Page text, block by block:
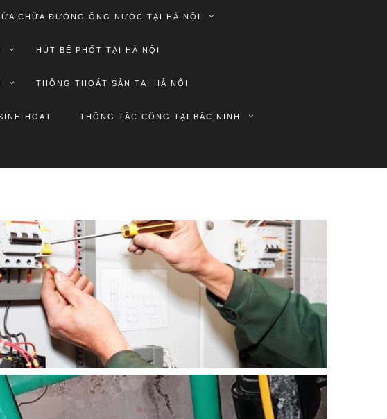
CHỮA ĐƯỜNG ỐNG NƯỚC TẠI HÀ NỘI
HÚT BỂ PHỐT TẠI HÀ NỘI
THÔNG THOÁT SÀN TẠI HÀ NỘI
HOẠT THÔNG TẮC CỐNG TẠI BẮC NINH